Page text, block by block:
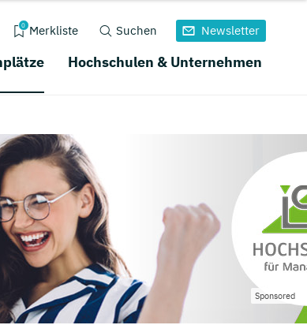
0 Merkliste Suchen Newsletter
Hochschulen & Unternehmen
Sponsored